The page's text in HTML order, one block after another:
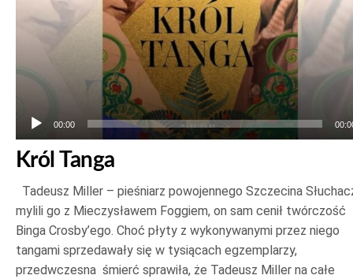
00:00
Król Tanga
Tadeusz Miller – pieśniarz powojennego Szczecina
mylili go z Mieczysławem Foggiem, on sam cenił twórczość
Binga Crosby’ego. Choć płyty z wykonywanymi przez niego
tangami sprzedawały się w tysiącach egzemplarzy,
przedwczesna śmierć sprawiła, że Tadeusz Miller na całe